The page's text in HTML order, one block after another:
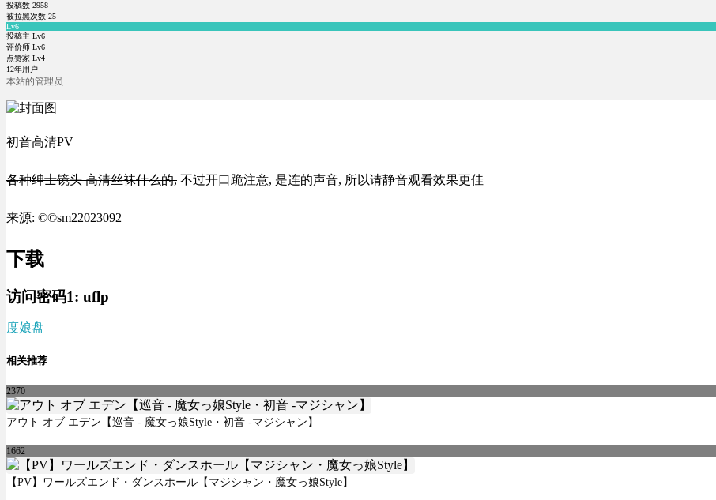
投稿数 2958
被拉黑次数 25
Lv6
投稿主 Lv6
评价师 Lv6
点赞家 Lv4
12年用户
本站的管理员
初音高清PV
各种绅士镜头 高清丝袜什么的, 不过开口跪注意, 是连的声音, 所以请静音观看效果更佳
来源: ©©sm22023092
下载
访问密码1: uflp
度娘盘
相关推荐
2370
アウト オブ エデン【巡音 - 魔女っ娘Style・初音 -マジシャン】
1662
【PV】ワールズエンド・ダンスホール【マジシャン・魔女っ娘Style】